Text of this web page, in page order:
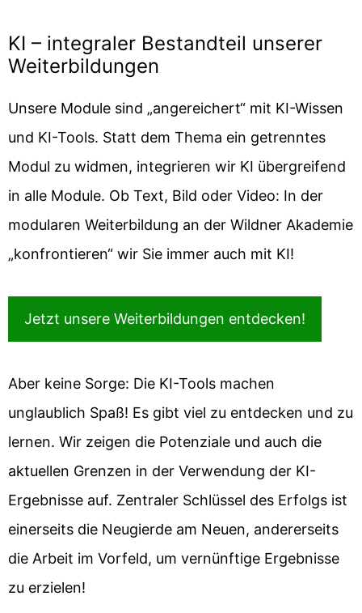
KI – integraler Bestandteil unserer
Weiterbildungen
Unsere Module sind „angereichert“ mit KI-Wissen
und KI-Tools. Statt dem Thema ein getrenntes
Modul zu widmen, integrieren wir KI übergreifend
in alle Module. Ob Text, Bild oder Video: In der
modularen Weiterbildung an der Wildner Akademie
„konfrontieren“ wir Sie immer auch mit KI!
Jetzt unsere Weiterbildungen entdecken!
Aber keine Sorge: Die KI-Tools machen
unglaublich Spaß! Es gibt viel zu entdecken und zu
lernen. Wir zeigen die Potenziale und auch die
aktuellen Grenzen in der Verwendung der KI-
Ergebnisse auf. Zentraler Schlüssel des Erfolgs ist
einerseits die Neugierde am Neuen, andererseits
die Arbeit im Vorfeld, um vernünftige Ergebnisse
zu erzielen!